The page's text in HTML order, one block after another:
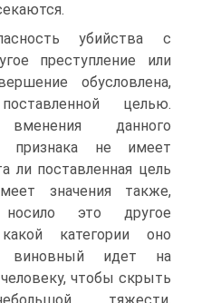
убийства с
преступление или
обусловлена,
целью.
данного
признака не имеет
ли поставленная цель
значения также,
это другое
категории оно
виновный идет на
чтобы скрыть